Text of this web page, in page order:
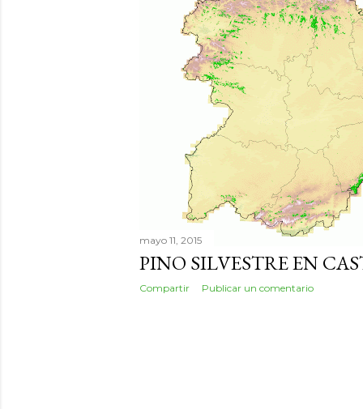
mayo 11, 2015
PINO SILVESTRE EN
Compartir Publicar un comentario